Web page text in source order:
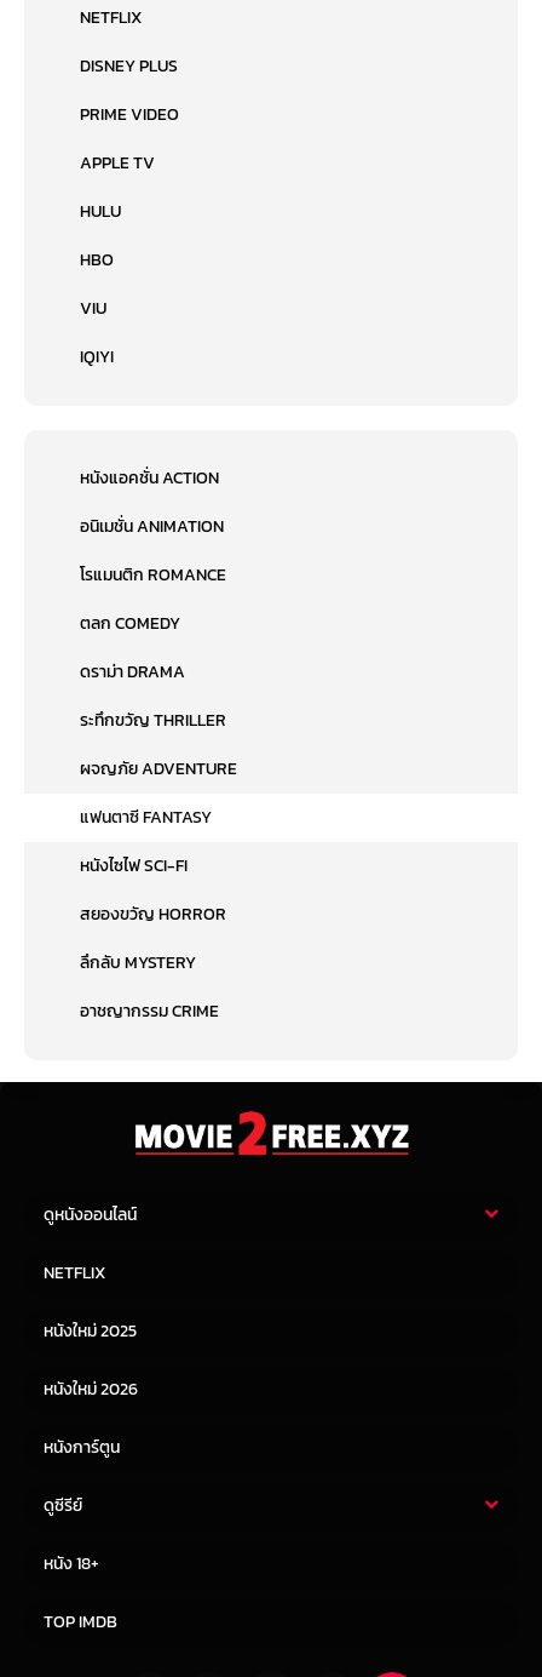
NETFLIX
DISNEY PLUS
PRIME VIDEO
APPLE TV
HULU
HBO
VIU
IQIYI
หนังแอคชั่น ACTION
อนิเมชั่น ANIMATION
โรแมนติก ROMANCE
ตลก COMEDY
ดราม่า DRAMA
ระทึกขวัญ THRILLER
ผจญภัย ADVENTURE
แฟนตาซี FANTASY
หนังไซไฟ SCI-FI
สยองขวัญ HORROR
ลึกลับ MYSTERY
อาชญากรรม CRIME
ดูหนังออนไลน์
หนังจีน
NETFLIX
หนังใหม่ 2025
หนังใหม่ 2026
หนังการ์ตูน
ดูซีรีย์
หนัง 18+
TOP IMDB